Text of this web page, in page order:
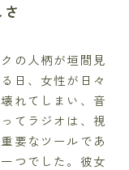
の人柄が垣間見
日、女性が日々
れてしまい、音
てラジオは、視
要なツールであ
つでした。彼女